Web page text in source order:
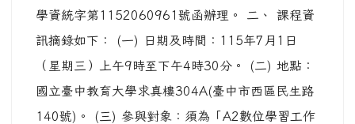
學資統字第1152060961號函辦理。 二、 課程資
訊摘錄如下： (一) 日期及時間：115年7月1日
（星期三）上午9時至下午4時30分。 (二) 地點：
國立臺中教育大學求真樓304A(臺中市西區民生路
140號)。 (三) 參與對象：須為「A2數位學習工作